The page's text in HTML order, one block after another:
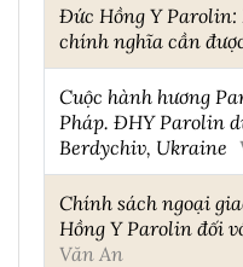
Đức Hồng Y
chính nghĩa cần
Cuộc hành hương
Pháp. ĐHY Parolin
Berdychiv, Ukraine
Chính sách ngoại
Hồng Y Parolin đối
Văn An